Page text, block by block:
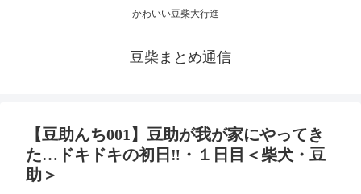
かわいい豆柴大行進
豆柴まとめ通信
【豆助んち001】豆助が我が家にやってき
た…ドキドキの初日‼・１日目＜柴犬・豆
助＞